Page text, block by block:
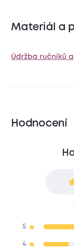
Materiál a
Údržba ručníků a
Hodnocení
5
4